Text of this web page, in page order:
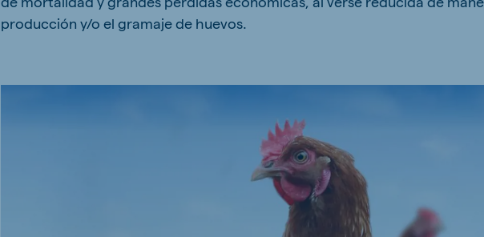
producción y/o el gramaje de huevos.
Myanmar
India
Ghana (Koudijs)
English